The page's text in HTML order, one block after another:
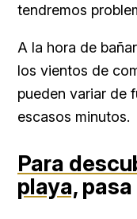
tendremos
A la hora de
los vientos de
pueden variar de
escasos minutos.
Para
playa,